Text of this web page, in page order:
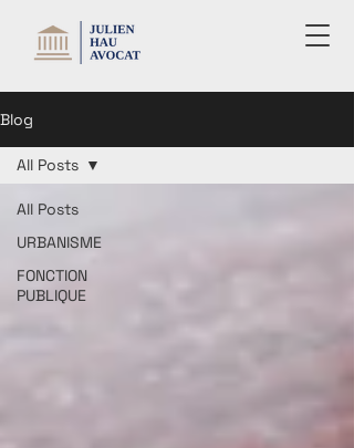
Blog
All Posts
URBANISME
FONCTION
PUBLIQUE
All Posts